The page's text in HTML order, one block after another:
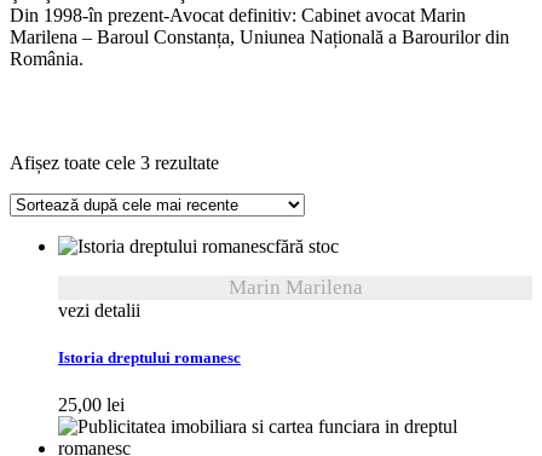
Din 1998-în prezent-Avocat definitiv: Cabinet avocat Marin
Marilena – Baroul Constanța, Uniunea Națională a Barourilor din
România.
Afișez toate cele 3 rezultateSortat
cele
recentefără stoc
Marin Marilena
vezi detalii
Istoria dreptului romanesc
25,00 lei